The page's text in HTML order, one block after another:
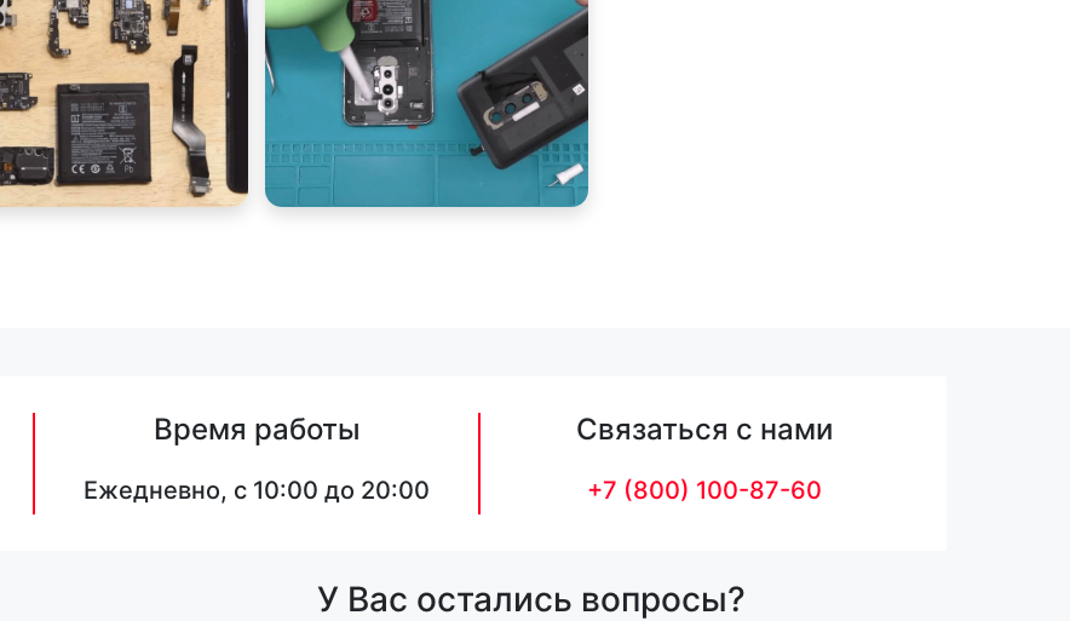
Время работы
Ежедневно, с 10:00 до 20:00
Связаться с нами
+7 (800) 100-87-60
У Вас остались вопросы?